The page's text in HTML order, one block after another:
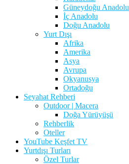
Güneydoğu Anadolu
İç Anadolu
Doğu Anadolu
Yurt Dışı
Afrika
Amerika
Asya
Avrupa
Okyanusya
Ortadoğu
Seyahat Rehberi
Outdoor | Macera
Doğa Yürüyüşü
Rehberlik
Oteller
YouTube Keşfet TV
Yurtdışı Turları
Özel Turlar